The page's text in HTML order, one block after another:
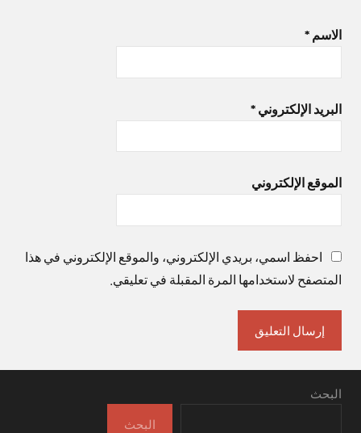
الاسم *
البريد الإلكتروني *
الموقع الإلكتروني
احفظ اسمي، بريدي الإلكتروني، والموقع الإلكتروني في هذا
المتصفح لاستخدامها المرة المقبلة في تعليقي.
البحث
البحث